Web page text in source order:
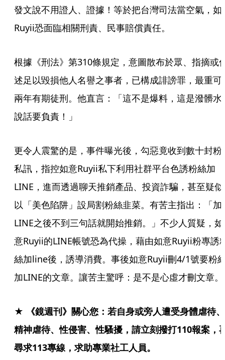
發文說不用證人、證據！等於把台灣司法當空氣，如
Ruyii恐面臨相關刑責、民事賠償責任。
根據《刑法》第310條規定，意圖散布於眾、指摘或
述足以毀損他人名譽之事者，已構成誹謗罪，最重可
兩年有期徒刑。他直言：「這不是爆料，這是潑髒水
說話要負責！」
更令人震驚的是，事件曝光後，勾惡竟收到數十封粉
私訊，指控如意Ruyii私下利用社群平台色誘粉絲加
LINE，進而透過聊天推銷產品、投資詐騙，甚至疑似
以「美色陷阱」設局割粉絲韭菜。有苦主指出：「加
LINE之後不到三句話就開始推銷。」不少人質疑，如
意Ruyii的LINE帳號恐為代操，藉由如意Ruyii粉專誘
絲加line後，誘導消費。事後如意Ruyii刪4/1號要粉
加LINE的文章。讓苦主驚呼：是不是心虛才刪文章。
★ 《鏡週刊》關心您：若自身或旁人遭受身體虐待、
精神虐待、性侵害、性騷擾，請立刻撥打110報案，
尋求113專線，求助專業社工人員。